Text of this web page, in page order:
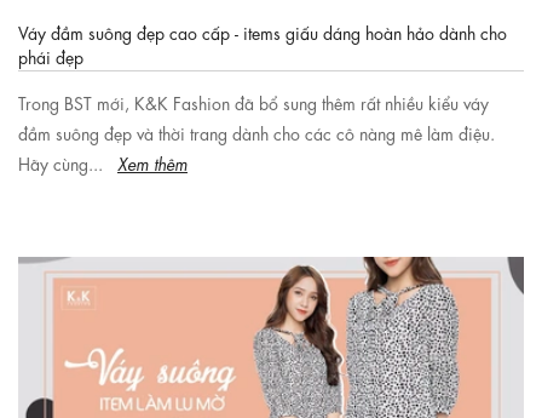
Váy đầm suông đẹp cao cấp - items giấu dáng hoàn hảo dành cho
phái đẹp
Trong BST mới, K&K Fashion đã bổ sung thêm rất nhiều kiểu váy
đầm suông đẹp và thời trang dành cho các cô nàng mê làm điệu.
Hãy cùng...
Xem thêm